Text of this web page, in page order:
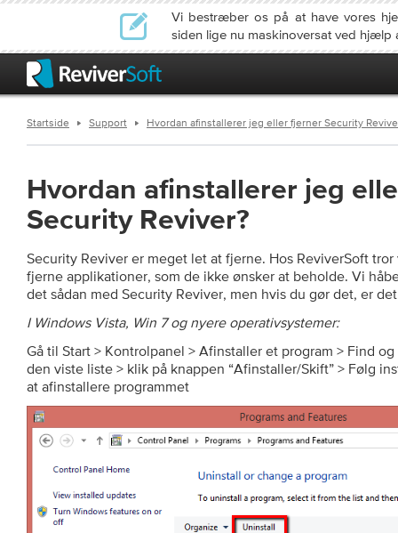
Vi bestræber os på at have vores
siden lige nu maskinoversat ved hjælp
Startside Support Hvordan afinstallerer jeg eller fjerner Security
Hvordan afinstallerer jeg
Security Reviver?
Security Reviver er meget let at fjerne. Hos ReviverSoft
fjerne applikationer, som de ikke ønsker at beholde. Vi
det sådan med Security Reviver, men hvis du gør det, er
I Windows Vista, Win 7 og nyere operativsystemer:
Gå til Start > Kontrolpanel > Afinstaller et program > Find
den viste liste > klik på knappen “Afinstaller/Skift” > Følg
at afinstallere programmet